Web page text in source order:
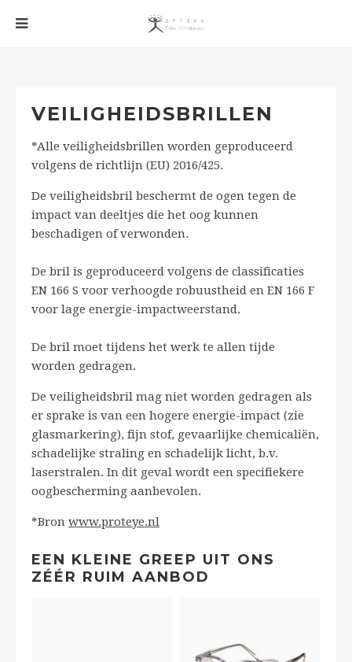
VEILIGHEIDSBRILLEN
*Alle veiligheidsbrillen worden geproduceerd
volgens de richtlijn (EU) 2016/425.
De veiligheidsbril beschermt de ogen tegen de
impact van deeltjes die het oog kunnen
beschadigen of verwonden.
De bril is geproduceerd volgens de classificaties
EN 166 S voor verhoogde robuustheid en EN 166 F
voor lage energie-impactweerstand.
De bril moet tijdens het werk te allen tijde
worden gedragen.
De veiligheidsbril mag niet worden gedragen als
er sprake is van een hogere energie-impact (zie
glasmarkering), fijn stof, gevaarlijke chemicaliën,
schadelijke straling en schadelijk licht, b.v.
laserstralen. In dit geval wordt een specifiekere
oogbescherming aanbevolen.
*Bron www.proteye.nl
EEN KLEINE GREEP UIT ONS
ZÉÉR RUIM AANBOD